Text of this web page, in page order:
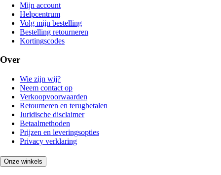
Mijn account
Helpcentrum
Volg mijn bestelling
Bestelling retourneren
Kortingscodes
Over
Wie zijn wij?
Neem contact op
Verkoopvoorwaarden
Retourneren en terugbetalen
Juridische disclaimer
Betaalmethoden
Prijzen en leveringsopties
Privacy verklaring
Onze winkels